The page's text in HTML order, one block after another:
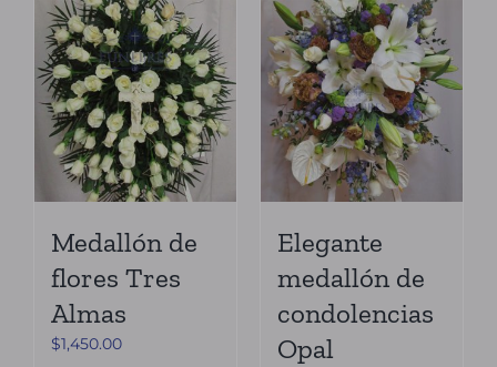
Medallón de
flores Tres
Almas
$1,450.00
Elegante
medallón de
condolencias
Opal